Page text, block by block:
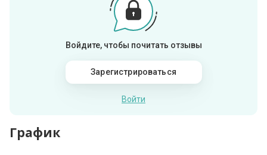
Войдите, чтобы почитать отзывы
Зарегистрироваться
Войти
График